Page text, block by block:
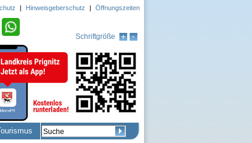
Schriftgröße
| Hinweisgeberschutz | Öffnungszeiten